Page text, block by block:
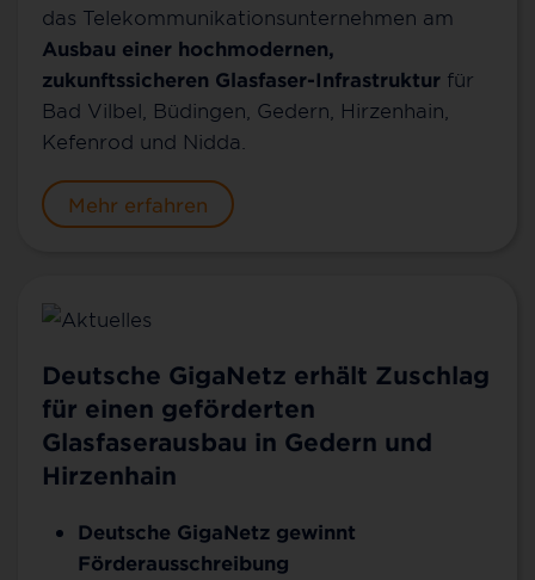
das Telekommunikationsunternehmen am
Ausbau einer hochmodernen,
zukunftssicheren Glasfaser-Infrastruktur für
Bad Vilbel, Büdingen, Gedern, Hirzenhain,
Kefenrod und Nidda.
Mehr erfahren
Deutsche GigaNetz erhält Zuschlag
für einen geförderten
Glasfaserausbau in Gedern und
Hirzenhain
Deutsche GigaNetz gewinnt
Förderausschreibung